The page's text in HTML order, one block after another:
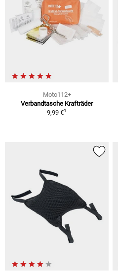
Moto112+
Verbandtasche Krafträder
9,99 €1